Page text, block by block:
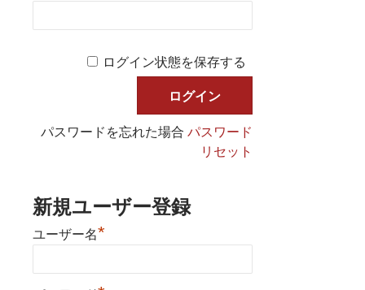
ログイン状態を保存する
パスワードを忘れた場合パスワード
リセット
新規ユーザー登録
ユーザー名*